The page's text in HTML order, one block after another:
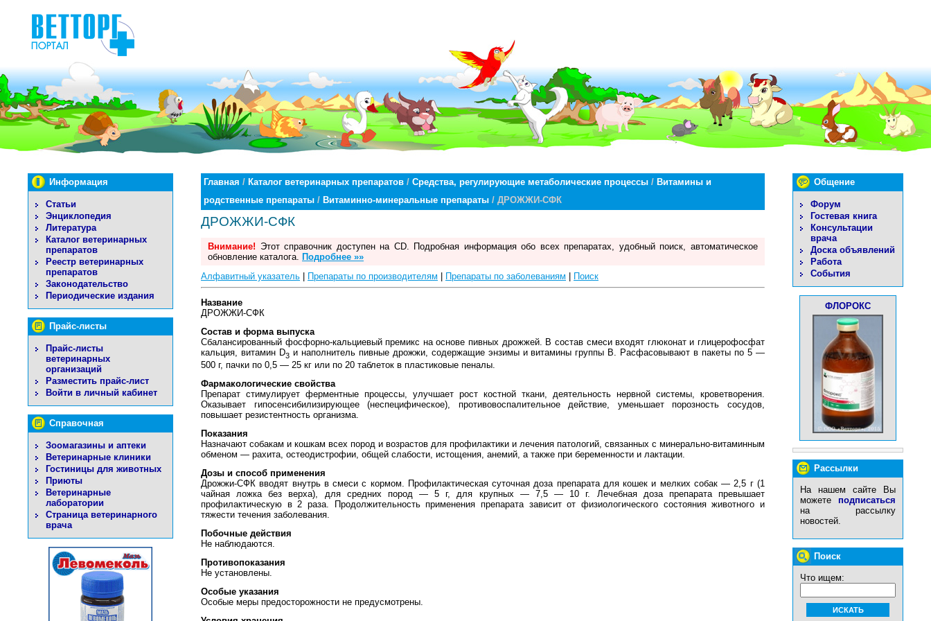
Информация
Статьи
Энциклопедия
Литература
Каталог ветеринарных
препаратов
Реестр ветеринарных
препаратов
Законодательство
Периодические издания
Прайс-листы
Прайс-листы
ветеринарных
организаций
Разместить прайс-лист
Войти в личный кабинет
Справочная
Зоомагазины и аптеки
Ветеринарные клиники
Гостиницы для животных
Приюты
Ветеринарные
лаборатории
Страница ветеринарного
врача
Общение
Форум
Гостевая книга
Консультации
врача
Доска объявлений
Работа
События
ФЛОРОКС
Рассылки
На нашем сайте Вы
можете подписаться
на рассылку
новостей.
Поиск
Что ищем:
Главная / Каталог ветеринарных препаратов / Средства, регулирующие метаболические процессы / Витамины и
родственные препараты / Витаминно-минеральные препараты / ДРОЖЖИ-СФК
ДРОЖЖИ-СФК
Внимание! Этот справочник доступен на CD. Подробная информация обо всех препаратах, удобный поиск, автоматическое
обновление каталога. Подробнее »»
Алфавитный указатель
Препараты по производителям Препараты по заболеваниям Поиск
Название
ДРОЖЖИ-СФК
Состав и форма выпуска
Сбалансированный фосфорно-кальциевый премикс на основе пивных дрожжей. В состав смеси входят глюконат и глицерофосфат
кальция, витамин D3и наполнитель пивные дрожжи, содержащие энзимы и витамины группы В. Расфасовывают в пакеты по 5 —
500 г, пачки по 0,5 — 25 кг или по 20 таблеток в пластиковые пеналы.
Фармакологические свойства
Препарат стимулирует ферментные процессы, улучшает рост костной ткани, деятельность нервной системы, кроветворения.
Оказывает гипосенсибилизирующее (неспецифическое), противовоспалительное действие, уменьшает порозность сосудов,
повышает резистентность организма.
Показания
Назначают собакам и кошкам всех пород и возрастов для профилактики и лечения патологий, связанных с минерально-витаминным
обменом — рахита, остеодистрофии, общей слабости, истощения, анемий, а также при беременности и лактации.
Дозы и способ применения
Дрожжи-СФК вводят внутрь в смеси с кормом. Профилактическая суточная доза препарата для кошек и мелких собак — 2,5 г (1
чайная ложка без верха), для средних пород — 5 г, для крупных — 7,5 — 10 г. Лечебная доза препарата превышает
профилактическую в 2 раза. Продолжительность применения препарата зависит от физиологического состояния животного и
тяжести течения заболевания.
Побочные действия
Не наблюдаются.
Противопоказания
Не установлены.
Особые указания
Особые меры предосторожности не предусмотрены.